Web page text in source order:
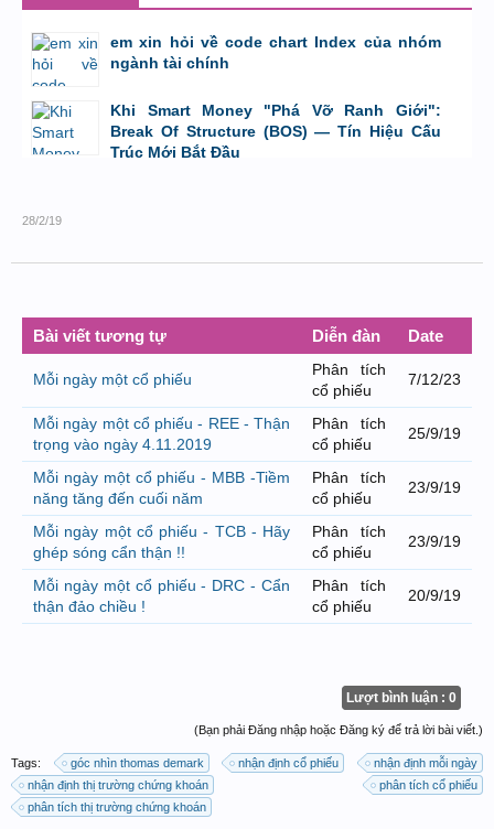
em xin hỏi về code chart Index của nhóm
ngành tài chính
bởi GiaBao09052000 ,8/7/26 lúc 10:21
Khi Smart Money "Phá Vỡ Ranh Giới":
Break Of Structure (BOS) — Tín Hiệu Cấu
Trúc Mới Bắt Đầu
28/2/19
Bài viết tương tự Diễn đàn Date
Mỗi ngày một cổ phiếu
Phân tích
cổ phiếu
7/12/23
Mỗi ngày một cổ phiếu - REE - Thận
trọng vào ngày 4.11.2019
Phân tích
cổ phiếu
25/9/19
Mỗi ngày một cổ phiếu - MBB -Tiềm
năng tăng đến cuối năm
Phân tích
cổ phiếu
23/9/19
Mỗi ngày một cổ phiếu - TCB - Hãy
ghép sóng cẩn thận !!
Phân tích
cổ phiếu
23/9/19
Mỗi ngày một cổ phiếu - DRC - Cẩn
thận đảo chiều !
Phân tích
cổ phiếu
20/9/19
Lượt bình luận : 0
(Bạn phải Đăng nhập hoặc Đăng ký để trả lời bài viết.)
Tags: góc nhìn thomas demark nhận định cổ phiếu
nhận định mỗi ngày
nhận định thị trường chứng khoán
phân tích cổ phiếu
phân tích thị trường chứng khoán